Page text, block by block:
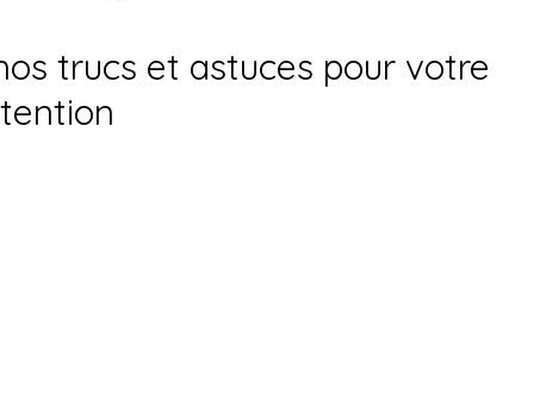
trucs et astuces pour votre